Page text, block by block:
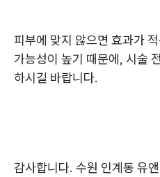
피부에 맞지 않으면 효과가
가능성이 높기 때문에, 시술
하시길 바랍니다.
감사합니다. 수원 인계동 유